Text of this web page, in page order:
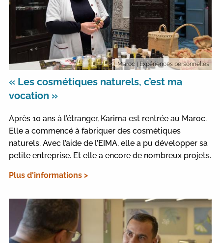
Maroc | Expériences personnelles
« Les cosmétiques naturels, c’est ma
vocation »
Après 10 ans à l’étranger, Karima est rentrée au Maroc.
Elle a commencé à fabriquer des cosmétiques
naturels. Avec l’aide de l’EIMA, elle a pu développer sa
petite entreprise. Et elle a encore de nombreux projets.
Plus d'informations >